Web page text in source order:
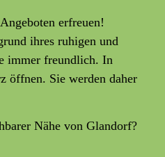
erfreuen!
ihres ruhigen und
immer freundlich. In
öffnen. Sie werden daher
Nähe von Glandorf?